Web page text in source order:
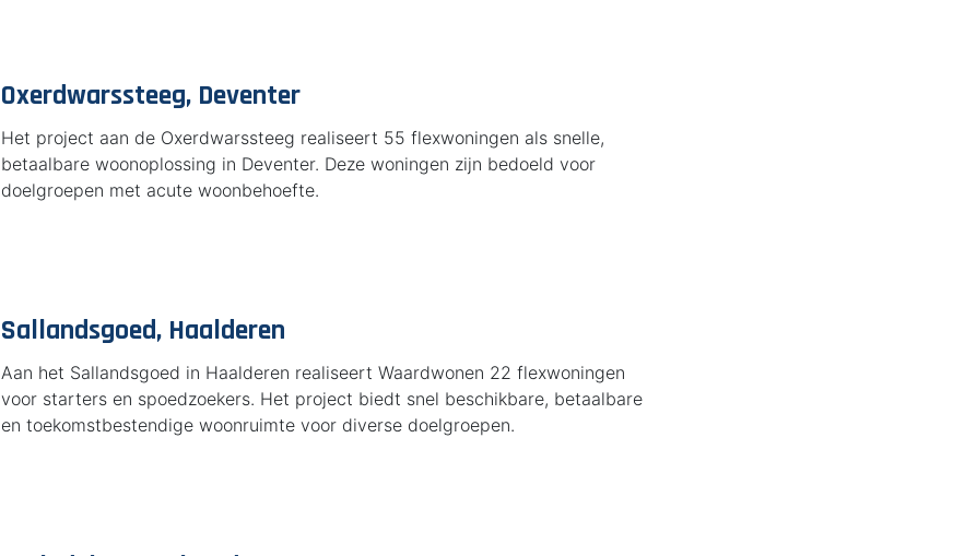
Oxerdwarssteeg, Deventer
Het project aan de Oxerdwarssteeg realiseert 55 flexwoningen als snelle,
betaalbare woonoplossing in Deventer. Deze woningen zijn bedoeld voor
doelgroepen met acute woonbehoefte.
Sallandsgoed, Haalderen
Aan het Sallandsgoed in Haalderen realiseert Waardwonen 22 flexwoningen
voor starters en spoedzoekers. Het project biedt snel beschikbare, betaalbare
en toekomstbestendige woonruimte voor diverse doelgroepen.